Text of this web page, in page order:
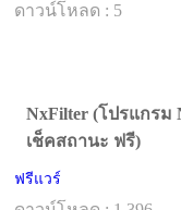
ดาวน์โหลด : 5
NxFilter (โปรแกรม
เช็คสถานะ ฟรี)
ฟรีแวร์